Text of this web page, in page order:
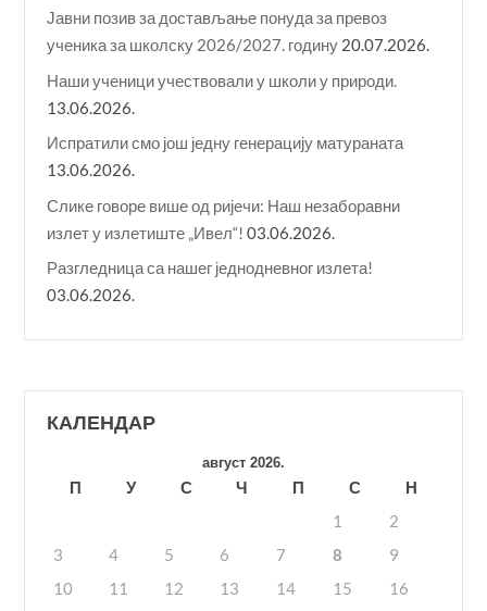
Јавни позив за достављање понуда за превоз
ученика за школску 2026/2027. годину 20.07.2026.
Наши ученици учествовали у школи у природи.
13.06.2026.
Испратили смо још једну генерацију матураната
13.06.2026.
Слике говоре више од ријечи: Наш незаборавни
излет у излетиште „Ивел“! 03.06.2026.
Разгледница са нашег једнодневног излета!
03.06.2026.
КАЛЕНДАР
август 2026.
П У С Ч П С
Н
1
2
3
4 5 6 7 8
9
10
11 12 13 14 15
16